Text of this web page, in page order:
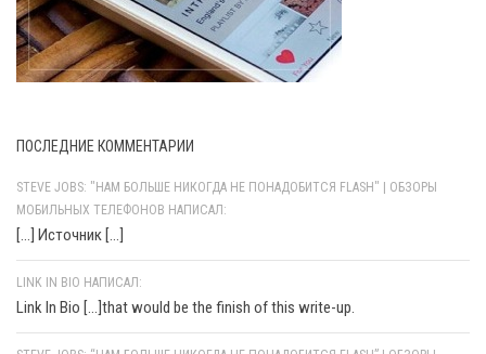
ПОСЛЕДНИЕ КОММЕНТАРИИ
STEVE JOBS: "НАМ БОЛЬШЕ НИКОГДА НЕ ПОНАДОБИТСЯ FLASH" | ОБЗОРЫ
МОБИЛЬНЫХ ТЕЛЕФОНОВ НАПИСАЛ:
[…] Источник […]
LINK IN BIO НАПИСАЛ:
Link In Bio [...]that would be the finish of this write-up.